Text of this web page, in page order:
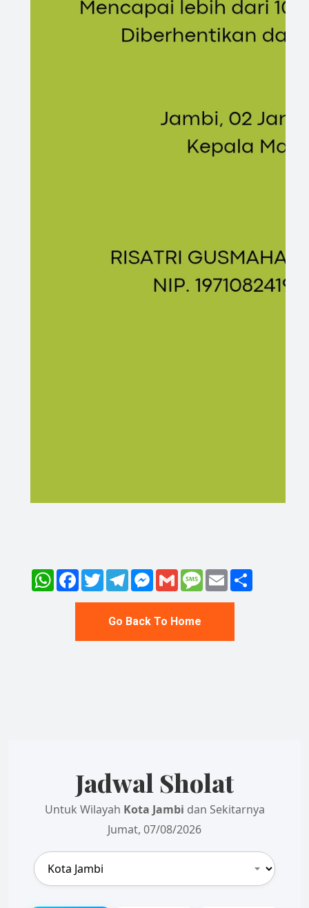
WhatsAppFacebook
TwitterTelegramMessenger
Gmail Message
Email
Go Back To Home
Jadwal Sholat
Untuk Wilayah Kota Jambi dan Sekitarnya
Jumat, 07/08/2026